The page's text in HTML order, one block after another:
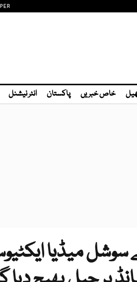
خاص خبریں پاکستان انٹر نیشنل
سوشل میڈیا